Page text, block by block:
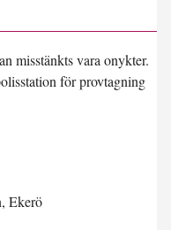
misstänkts vara onykter.
för provtagning
Ekerö